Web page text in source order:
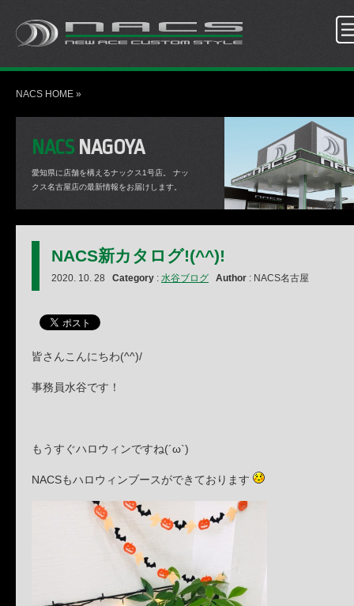
NACS HOME »
NACSNAGOYA
愛知県に店舗を構えるナックス1号店。
ナッ
クス名古屋店の最新情報をお届けします。
NACS新カタログ!(^^)!
2020. 10. 28 Category : 水谷ブログ Author : NACS名古屋
皆さんこんにちわ(^^)/
事務員水谷です！
もうすぐハロウィンですね(´ω`)
NACSもハロウィンブースができております